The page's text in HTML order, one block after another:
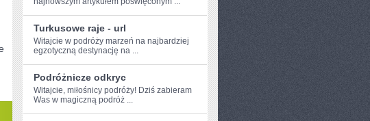
Turkusowe raje - url
Witajcie w ‍podróży marzeń na najbardziej
egzotyczną destynację na⁣ ...
Podróżnicze odkryc
Witajcie, miłośnicy podróży! Dziś zabieram
Was w magiczną podróż ...